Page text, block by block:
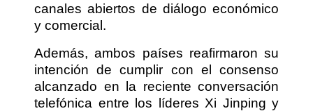
canales abiertos de diálogo económico
y comercial.
Además, ambos países reafirmaron su
intención de cumplir con el consenso
alcanzado en la reciente conversación
telefónica entre los líderes Xi Jinping y